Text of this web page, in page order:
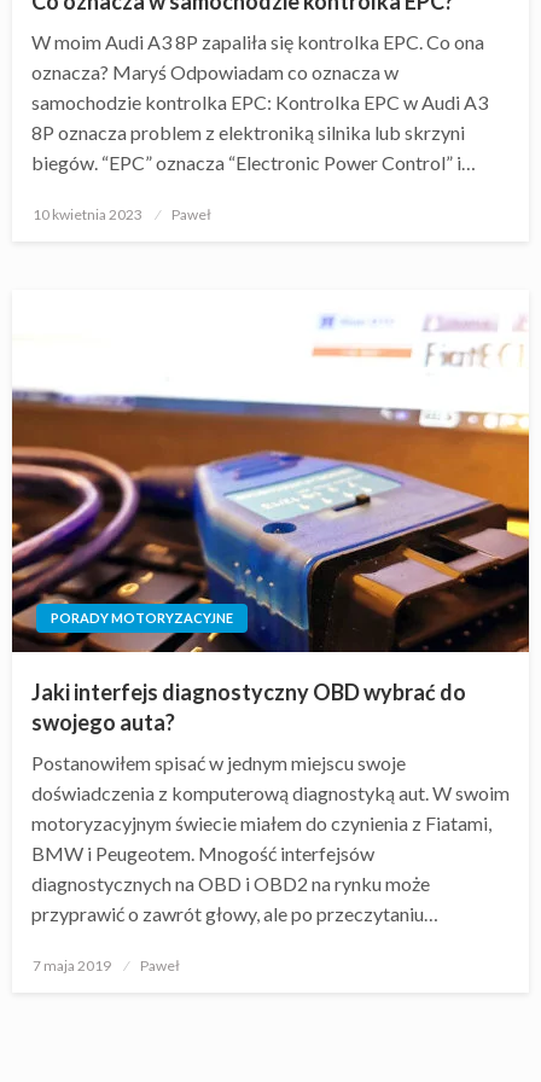
W moim Audi A3 8P zapaliła się kontrolka EPC. Co ona
oznacza? Maryś Odpowiadam co oznacza w
samochodzie kontrolka EPC: Kontrolka EPC w Audi A3
8P oznacza problem z elektroniką silnika lub skrzyni
biegów. “EPC” oznacza “Electronic Power Control” i…
Opublikowane
10 kwietnia 2023 Paweł
PORADY MOTORYZACYJNE
Jaki interfejs diagnostyczny OBD wybrać do
swojego auta?
Postanowiłem spisać w jednym miejscu swoje
doświadczenia z komputerową diagnostyką aut. W swoim
motoryzacyjnym świecie miałem do czynienia z Fiatami,
BMW i Peugeotem. Mnogość interfejsów
diagnostycznych na OBD i OBD2 na rynku może
przyprawić o zawrót głowy, ale po przeczytaniu…
Opublikowane
7 maja 2019 Paweł